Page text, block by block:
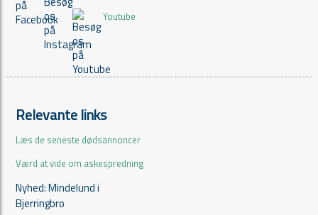
Youtube
Relevante links
Læs de seneste dødsannoncer
Værd at vide om askespredning
Nyhed: Mindelund i
Bjerringbro